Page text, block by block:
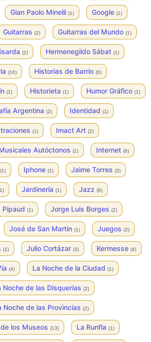
Gian Paolo Minelli (1) Google (1)
Guitarras (2) Guitarras del Mundo (1)
(2) Hermenegildo Sábat (1)
(16) Historias de Barrio (6)
(1) Historieta (1) Humor Gráfico (1)
Argentina (2) Identidad (1)
(1) Imact Art (2)
Autóctonos (1) Internet (6)
(1) Iphone (1) Jaime Torres (3)
Jardinería (1) Jazz (6)
Pipaud (1) Jorge Luis Borges (2)
José de San Martin (1) Juegos (2)
(1) Julio Cortázar (3) Kermesse (4)
(4) La Noche de la Ciudad (1)
Noche de las Disquerías (2)
Noche de las Provincias (2)
los Museos (13) La Runfla (1)